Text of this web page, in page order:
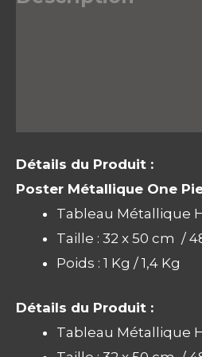
Détails du Produit :
Poster Métallique One
Tableau Métallique
Taille : 32 x 50 cm /
Poids : 1 Kg / 1,4 Kg
Détails du Produit :
Tableau Métallique